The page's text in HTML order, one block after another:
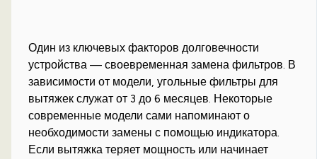
Один из ключевых факторов долговечности
устройства — своевременная замена фильтров. В
зависимости от модели, угольные фильтры для
вытяжек служат от 3 до 6 месяцев. Некоторые
современные модели сами напоминают о
необходимости замены с помощью индикатора.
Если вытяжка теряет мощность или начинает